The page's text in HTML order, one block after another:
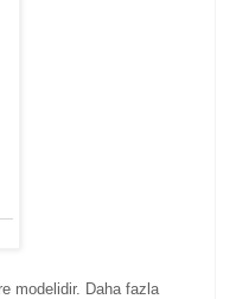
modelidir. Daha fazla